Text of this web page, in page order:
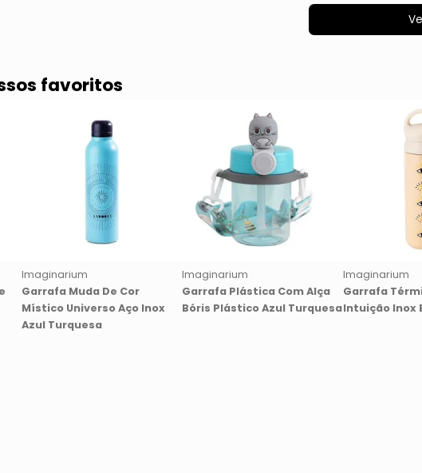
favoritos
Imaginarium
Garrafa Muda De Cor
Místico Universo Aço Inox
Azul Turquesa
Imaginarium
Garrafa Plástica Com Alça
Bóris Plástico Azul Turquesa
Imaginarium
Garrafa
Intuição Inox